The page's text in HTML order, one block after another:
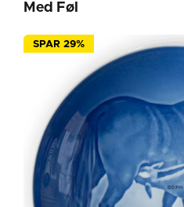
Med Føl
SPAR 29%